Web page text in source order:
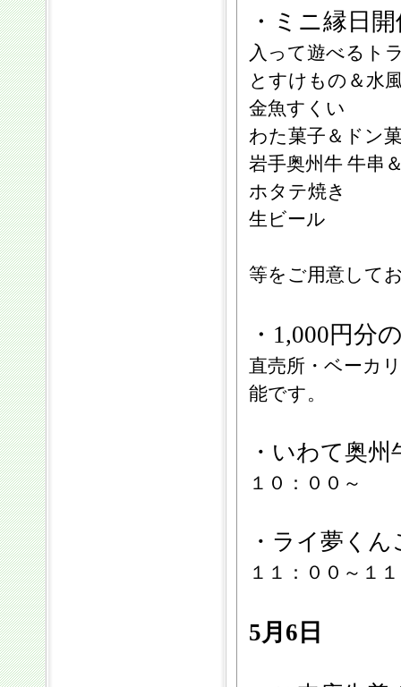
・ミニ縁日
入って遊べるト
とすけもの＆水
金魚すくい
わた菓子＆ドン
岩手奥州牛 牛串
ホタテ焼き
生ビール
等をご用意して
・1,000円分
直売所・ベーカ
能です。
・いわて奥
１０：００～
・ライ夢く
１１：００～１
5月6日